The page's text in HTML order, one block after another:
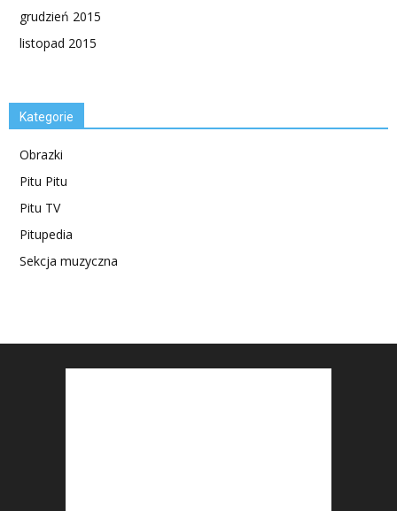
grudzień 2015
listopad 2015
Kategorie
Obrazki
Pitu Pitu
Pitu TV
Pitupedia
Sekcja muzyczna